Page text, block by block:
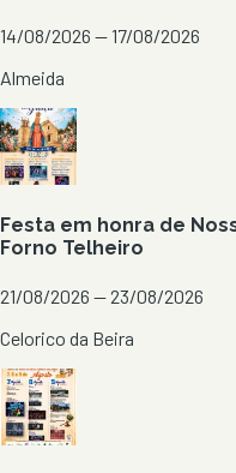
14/08/2026 — 17/08/2026
Almeida
Festa em honra de
Forno Telheiro
21/08/2026 — 23/08/2026
Celorico da Beira